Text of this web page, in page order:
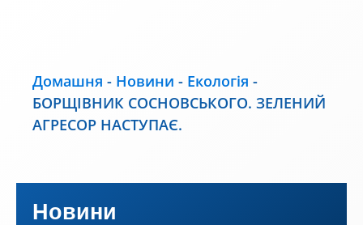
Домашня - Новини - Екологія -
БОРЩІВНИК СОСНОВСЬКОГО. ЗЕЛЕНИЙ
АГРЕСОР НАСТУПАЄ.
Новини